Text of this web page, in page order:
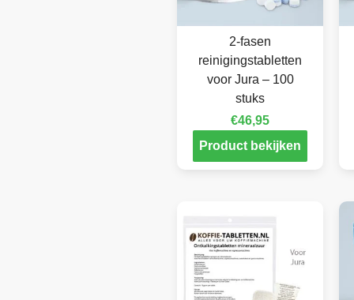
2-fasen
reinigingstabletten
voor Jura – 100
stuks
€46,95
Product bekijken